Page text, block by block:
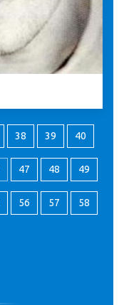
38 39 40
47 48 49
56 57 58